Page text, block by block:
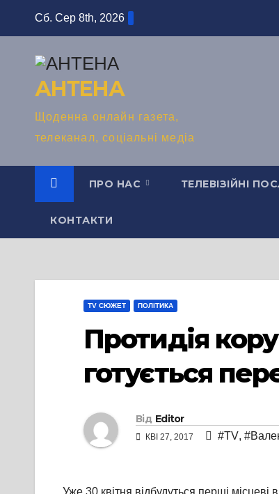
Сб. Сер 8th, 2026
АНТЕНА
Щоденна онлайн газета,
телеканал, соціальні медіа
ПРО НАС ТЕЛЕВІЗІЙНІ
КОНТАКТИ
TV СЮЖЕТ ПОЛІТИКА
Протидія
готується
Від Editor
КВІ 27, 2017 #TV,
Уже 30 квітня відбудуться перші місцеві